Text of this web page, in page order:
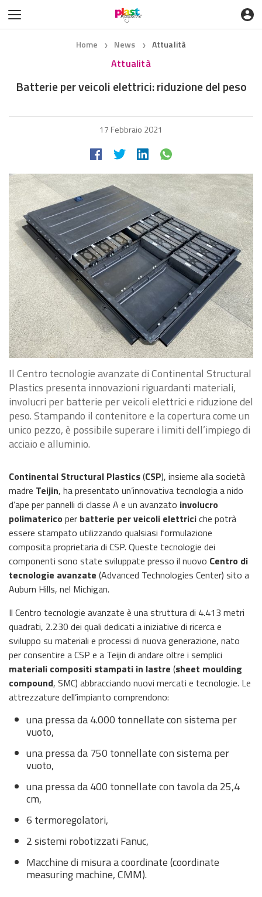
Home ❯ News ❯ Attualità
Attualità
Batterie per veicoli elettrici: riduzione del peso
17 Febbraio 2021
Il Centro tecnologie avanzate di Continental Structural
Plastics presenta innovazioni riguardanti materiali,
involucri per batterie per veicoli elettrici e riduzione del
peso. Stampando il contenitore e la copertura come un
unico pezzo, è possibile superare i limiti dell’impiego di
acciaio e alluminio.
Continental Structural Plastics(CSP), insieme alla società
madre Teijin, ha presentato un’innovativa tecnologia a nido
d’ape per pannelli di classe A e un avanzato involucro
polimaterico per batterie per veicoli elettriciche potrà
essere stampato utilizzando qualsiasi formulazione
composita proprietaria di CSP. Queste tecnologie dei
componenti sono state sviluppate presso il nuovo Centro di
tecnologie avanzate (Advanced Technologies Center) sito a
Auburn Hills, nel Michigan.
Il Centro tecnologie avanzate è una struttura di 4.413 metri
quadrati, 2.230 dei quali dedicati a iniziative di ricerca e
sviluppo su materiali e processi di nuova generazione, nato
per consentire a CSP e a Teijin di andare oltre i semplici
materiali compositi stampati in lastre (sheet moulding
compound, SMC) abbracciando nuovi mercati e tecnologie. Le
attrezzature dell’impianto comprendono:
una pressa da 4.000 tonnellate con sistema per
vuoto,
una pressa da 750 tonnellate con sistema per
vuoto,
una pressa da 400 tonnellate con tavola da 25,4
cm,
6 termoregolatori,
2 sistemi robotizzati Fanuc,
Macchine di misura a coordinate (coordinate
measuring machine, CMM).